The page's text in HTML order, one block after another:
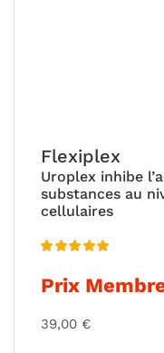
Flexiplex
Uroplex inhibe
substances au
cellulaires
sur 5
Prix
39,00 €